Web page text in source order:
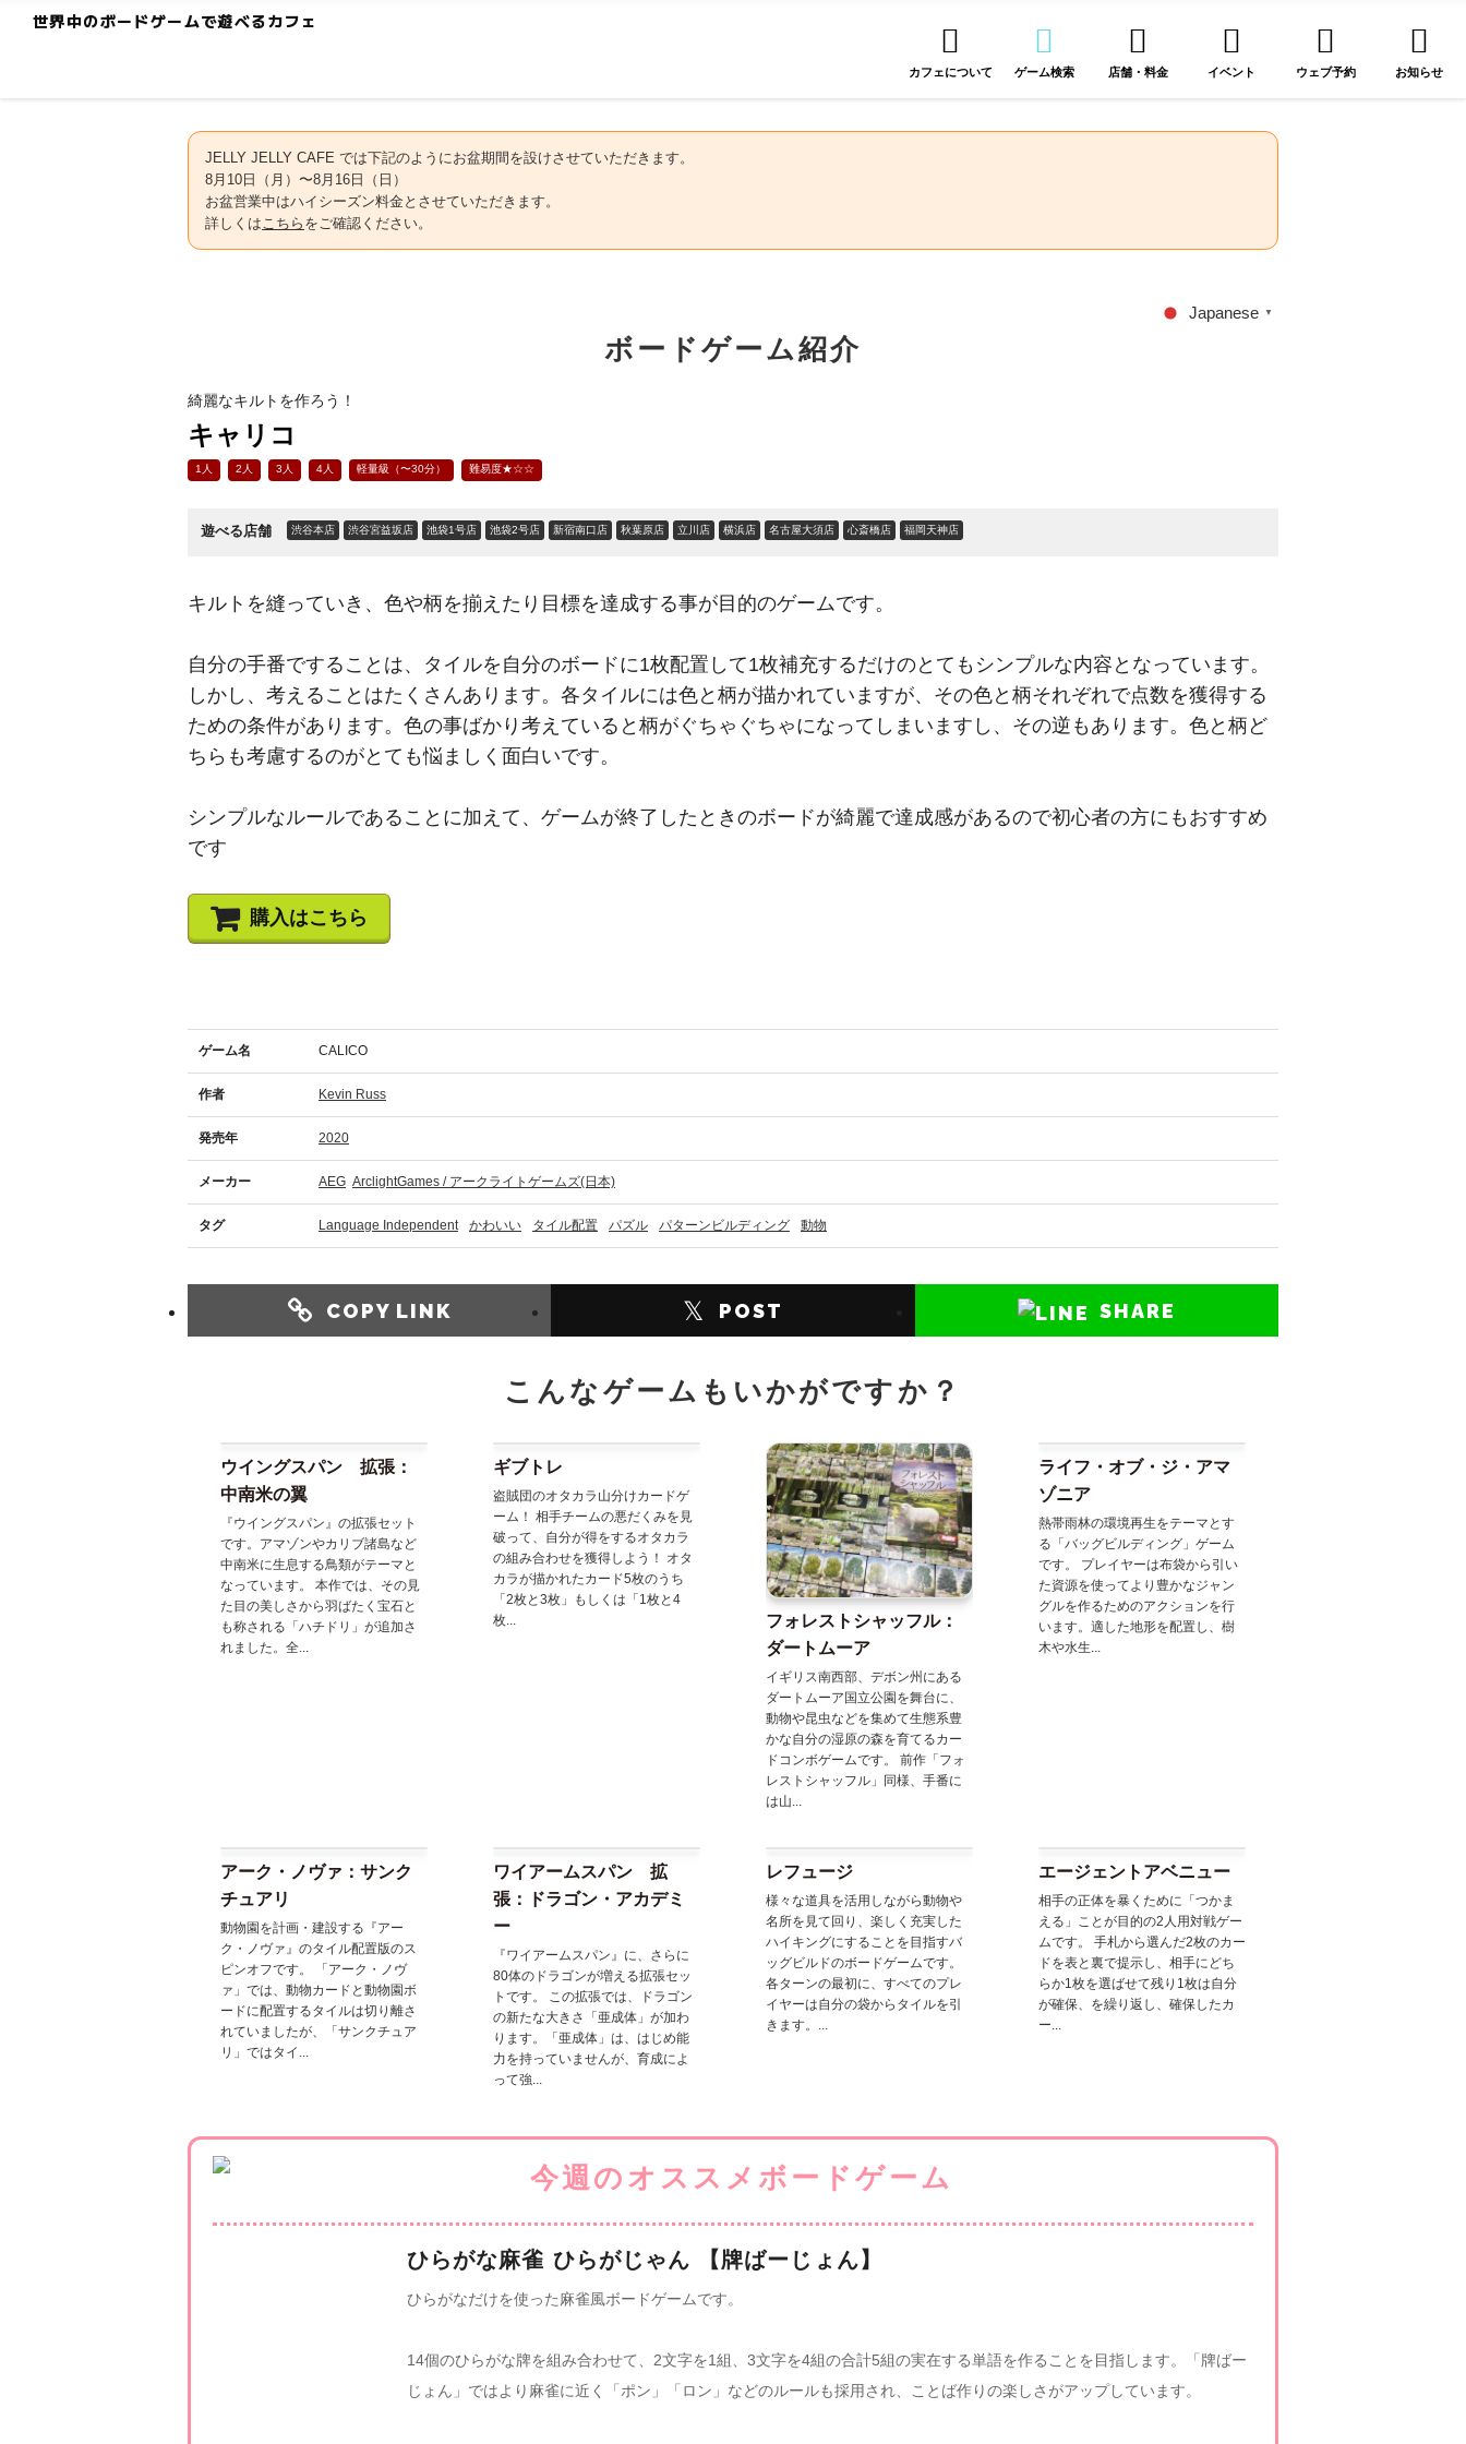
世界中のボードゲームで遊べるカフェ
カフェについて ゲーム検索 店舗・料金 イベント ウェブ予約 お知らせ
JELLY JELLY CAFE では下記のようにお盆期間を設けさせていただきます。
8月10日（月）〜8月16日（日）
お盆営業中はハイシーズン料金とさせていただきます。
詳しくはこちら をご確認ください。
Japanese ▼
ボードゲーム紹介
綺麗なキルトを作ろう！
キャリコ
1人 2人 3人 4人 軽量級（〜30分） 難易度★☆☆
遊べる店舗 渋谷本店 渋谷宮益坂店 池袋1号店 池袋2号店 新宿南口店 秋葉原店 立川店 横浜店 名古屋大須店 心斎橋店 福岡天神店
キルトを縫っていき、色や柄を揃えたり目標を達成する事が目的のゲームです。
自分の手番ですることは、タイルを自分のボードに1枚配置して1枚補充するだけのとてもシンプルな内容となっています。
しかし、考えることはたくさんあります。各タイルには色と柄が描かれていますが、その色と柄それぞれで点数を獲得する
ための条件があります。色の事ばかり考えていると柄がぐちゃぐちゃになってしまいますし、その逆もあります。色と柄ど
ちらも考慮するのがとても悩ましく面白いです。
シンプルなルールであることに加えて、ゲームが終了したときのボードが綺麗で達成感があるので初心者の方にもおすすめ
です
購入はこちら
ゲーム名 CALICO
作者 Kevin Russ
発売年 2020
メーカー AEG ArclightGames / アークライトゲームズ(日本)
タグ Language Independent かわいい タイル配置 パズル パターンビルディング 動物
COPY LINK 𝕏 POST SHARE
こんなゲームもいかがですか？
ウイングスパン 拡張：
中南米の翼
『ウイングスパン』の拡張セット
です。アマゾンやカリブ諸島など
中南米に生息する鳥類がテーマと
なっています。 本作では、その見
た目の美しさから羽ばたく宝石と
も称される「ハチドリ」が追加さ
れました。全...
ギブトレ
盗賊団のオタカラ山分けカードゲ
ーム！ 相手チームの悪だくみを見
破って、自分が得をするオタカラ
の組み合わせを獲得しよう！ オタ
カラが描かれたカード5枚のうち
「2枚と3枚」もしくは「1枚と4
枚...
フォレストシャッフル：
ダートムーア
イギリス南西部、デボン州にある
ダートムーア国立公園を舞台に、
動物や昆虫などを集めて生態系豊
かな自分の湿原の森を育てるカー
ドコンボゲームです。 前作「フォ
レストシャッフル」同様、手番に
は山...
ライフ・オブ・ジ・アマ
ゾニア
熱帯雨林の環境再生をテーマとす
る「バッグビルディング」ゲーム
です。 プレイヤーは布袋から引い
た資源を使ってより豊かなジャン
グルを作るためのアクションを行
います。適した地形を配置し、樹
木や水生...
アーク・ノヴァ：サンク
チュアリ
動物園を計画・建設する『アー
ク・ノヴァ』のタイル配置版のス
ピンオフです。 「アーク・ノヴ
ァ」では、動物カードと動物園ボ
ードに配置するタイルは切り離さ
れていましたが、「サンクチュア
リ」ではタイ...
ワイアームスパン 拡
張：ドラゴン・アカデミ
ー
『ワイアームスパン』に、さらに
80体のドラゴンが増える拡張セッ
トです。 この拡張では、ドラゴン
の新たな大きさ「亜成体」が加わ
ります。「亜成体」は、はじめ能
力を持っていませんが、育成によ
って強...
レフュージ
様々な道具を活用しながら動物や
名所を見て回り、楽しく充実した
ハイキングにすることを目指すバ
ッグビルドのボードゲームです。
各ターンの最初に、すべてのプレ
イヤーは自分の袋からタイルを引
きます。...
エージェントアベニュー
相手の正体を暴くために「つかま
える」ことが目的の2人用対戦ゲー
ムです。 手札から選んだ2枚のカー
ドを表と裏で提示し、相手にどち
らか1枚を選ばせて残り1枚は自分
が確保、を繰り返し、確保したカ
ー...
ひらがな麻雀 ひらがじゃん 【牌ばーじょん】
ひらがなだけを使った麻雀風ボードゲームです。
14個のひらがな牌を組み合わせて、2文字を1組、3文字を4組の合計5組の実在する単語を作ることを目指します。「牌ばー
じょん」ではより麻雀に近く「ポン」「ロン」などのルールも採用され、ことば作りの楽しさがアップしています。